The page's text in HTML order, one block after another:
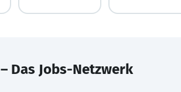
– Das Jobs-Netzwerk